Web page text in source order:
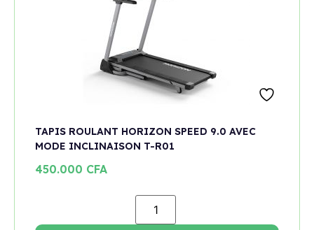
TAPIS ROULANT HORIZON SPEED 9.0 AVEC
MODE INCLINAISON T-R01
450.000 CFA